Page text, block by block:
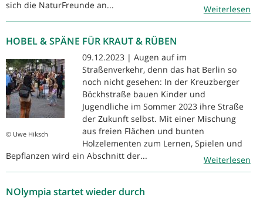
sich die NaturFreunde an...
Weiterlesen
HOBEL & SPÄNE FÜR KRAUT & RÜBEN
© Uwe Hiksch
09.12.2023 | Augen auf im
Straßenverkehr, denn das hat Berlin so
noch nicht gesehen: In der Kreuzberger
Böckhstraße bauen Kinder und
Jugendliche im Sommer 2023 ihre Straße
der Zukunft selbst. Mit einer Mischung
aus freien Flächen und bunten
Holzelementen zum Lernen, Spielen und
Bepflanzen wird ein Abschnitt der...
Weiterlesen
NOlympia startet wieder durch